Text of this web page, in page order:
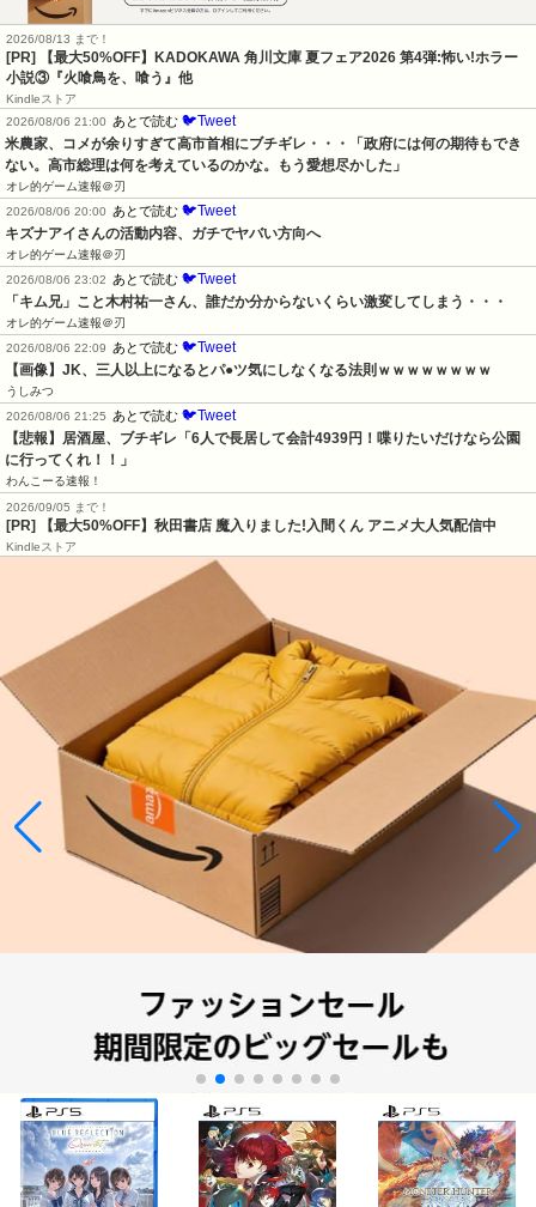
2026/08/13 まで！
[PR] 【最大50%OFF】KADOKAWA 角川文庫 夏フェア2026 第4弾:怖い!ホラー
小説③『火喰鳥を、喰う』他
Kindleストア
2026/08/06 21:00
あとで読む 🐦Tweet
米農家、コメが余りすぎて高市首相にブチギレ・・・「政府には何の期待もでき
ない。高市総理は何を考えているのかな。もう愛想尽かした」
オレ的ゲーム速報＠刃
2026/08/06 20:00
あとで読む 🐦Tweet
キズナアイさんの活動内容、ガチでヤバい方向へ
オレ的ゲーム速報＠刃
2026/08/06 23:02
あとで読む 🐦Tweet
「キム兄」こと木村祐一さん、誰だか分からないくらい激変してしまう・・・
オレ的ゲーム速報＠刃
2026/08/06 22:09
あとで読む 🐦Tweet
【画像】JK、三人以上になるとパ●ツ気にしなくなる法則ｗｗｗｗｗｗｗｗ
うしみつ
2026/08/06 21:25
あとで読む 🐦Tweet
【悲報】居酒屋、ブチギレ「6人で長居して会計4939円！喋りたいだけなら公園
に行ってくれ！！」
わんこーる速報！
2026/09/05 まで！
[PR] 【最大50%OFF】秋田書店 魔入りました!入間くん アニメ大人気配信中
Kindleストア